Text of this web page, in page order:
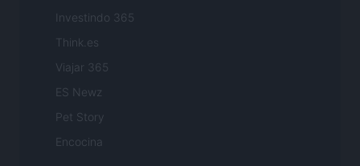
Investindo 365
Think.es
Viajar 365
ES Newz
Pet Story
Encocina